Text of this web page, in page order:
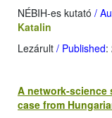
NÉBIH-es kutató /
Katalin
Lezárult / Published:
A network-
case from